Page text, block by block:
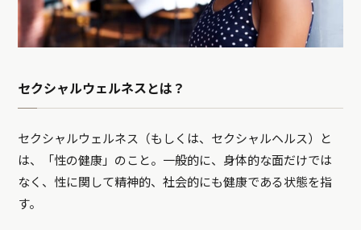
セクシャルウェルネスとは？
セクシャルウェルネス（もしくは、セクシャルヘルス）と
は、「性の健康」のこと。一般的に、身体的な面だけでは
なく、性に関して精神的、社会的にも健康である状態を指
す。